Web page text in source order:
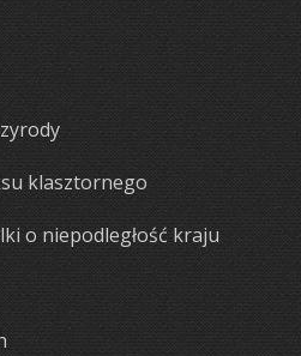
klasztornego
o niepodległość kraju